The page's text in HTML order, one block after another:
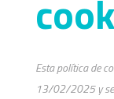
Esta política de
13/02/2025 y se